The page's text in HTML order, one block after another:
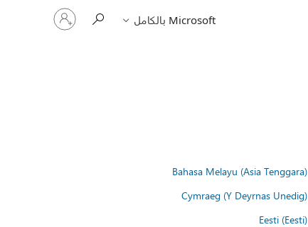
Microsoft بالكامل
تسجيل
الدخول
إلى
Bahasa Melayu (Asia Tenggara)
Cymraeg (Y Deyrnas Unedig)
Eesti (Eesti)